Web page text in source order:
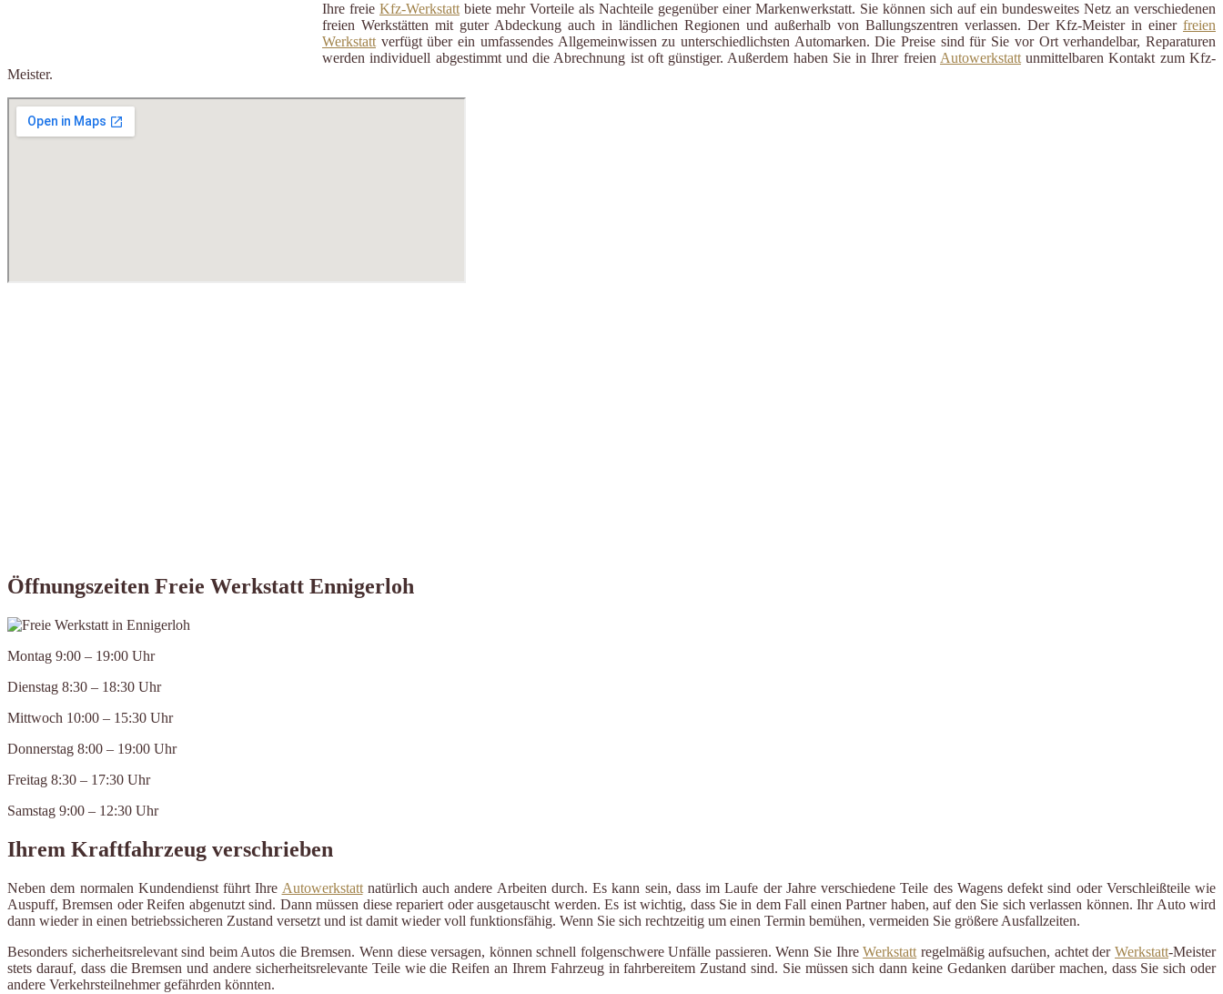
Ihre freie Kfz-Werkstattbiete mehr Vorteile als Nachteile gegenüber einer Markenwerkstatt. Sie können sich auf ein bundesweites Netz an verschiedenen
freien Werkstätten mit guter Abdeckung auch in ländlichen Regionen und außerhalb von Ballungszentren verlassen. Der Kfz-Meister in einer freien
Werkstattverfügt über ein umfassendes Allgemeinwissen zu unterschiedlichsten Automarken. Die Preise sind für Sie vor Ort verhandelbar, Reparaturen
werden individuell abgestimmt und die Abrechnung ist oft günstiger. Außerdem haben Sie in Ihrer freien Autowerkstattunmittelbaren Kontakt zum Kfz-
Meister.
Öffnungszeiten Freie Werkstatt Ennigerloh
Montag 9:00 – 19:00 Uhr
Dienstag 8:30 – 18:30 Uhr
Mittwoch 10:00 – 15:30 Uhr
Donnerstag 8:00 – 19:00 Uhr
Freitag 8:30 – 17:30 Uhr
Samstag 9:00 – 12:30 Uhr
Ihrem Kraftfahrzeug verschrieben
Neben dem normalen Kundendienst führt Ihre Autowerkstattnatürlich auch andere Arbeiten durch. Es kann sein, dass im Laufe der Jahre verschiedene Teile des Wagens defekt sind oder Verschleißteile wie
Auspuff, Bremsen oder Reifen abgenutzt sind. Dann müssen diese repariert oder ausgetauscht werden. Es ist wichtig, dass Sie in dem Fall einen Partner haben, auf den Sie sich verlassen können. Ihr Auto wird
dann wieder in einen betriebssicheren Zustand versetzt und ist damit wieder voll funktionsfähig. Wenn Sie sich rechtzeitig um einen Termin bemühen, vermeiden Sie größere Ausfallzeiten.
Besonders sicherheitsrelevant sind beim Autos die Bremsen. Wenn diese versagen, können schnell folgenschwere Unfälle passieren. Wenn Sie IhreWerkstatt regelmäßig aufsuchen, achtet derWerkstatt-Meister
stets darauf, dass die Bremsen und andere sicherheitsrelevante Teile wie die Reifen an Ihrem Fahrzeug in fahrbereitem Zustand sind. Sie müssen sich dann keine Gedanken darüber machen, dass Sie sich oder
andere Verkehrsteilnehmer gefährden könnten.